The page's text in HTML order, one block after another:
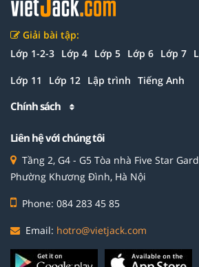
Giải bài tập:
Lớp 1-2-3 Lớp 4 Lớp 5 Lớp 6 Lớp 7
Lớp 11 Lớp 12 Lập trình Tiếng Anh
Chính sách
Liên hệ với chúng tôi
Tầng 2, G4 - G5 Tòa nhà Five Star
Phường Khương Đình, Hà Nội
Phone: 084 283 45 85
Email: hotro@vietjack.com